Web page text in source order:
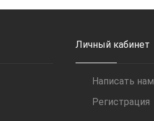
Личный кабинет
Написать нам
Регистрация